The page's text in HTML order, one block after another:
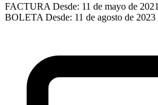
FACTURA Desde: 11 de mayo de 2021
BOLETA Desde: 11 de agosto de 2023